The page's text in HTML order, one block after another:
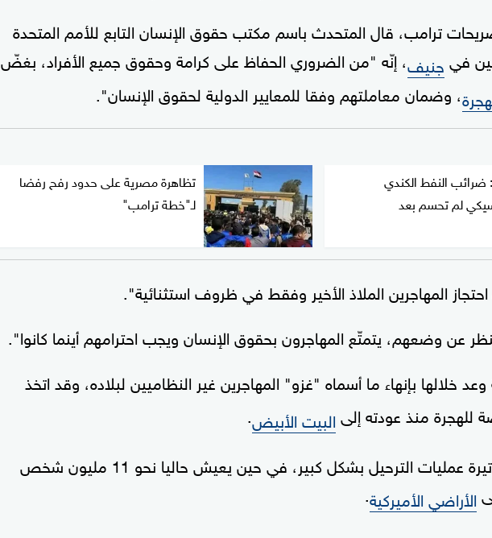
ترامب، قال المتحدث باسم مكتب حقوق الإنسان التابع للأمم المتحدة
في جنيف، إنّه "من الضروري الحفاظ على كرامة وحقوق جميع الأفراد، بغضّ
، وضمان معاملتهم وفقا للمعايير الدولية لحقوق الإنسان".
ضرائب النفط الكندي
لم تحسم بعد
تظاهرة مصرية على حدود رفح رفضا
لـ"خطة ترامب"
المهاجرين الملاذ الأخير وفقط في ظروف استثنائية".
عن وضعهم، يتمتّع المهاجرون بحقوق الإنسان ويجب احترامهم أينما كانوا".
خلالها بإنهاء ما أسماه "غزو" المهاجرين غير النظاميين لبلاده، وقد اتخذ
للهجرة منذ عودته إلى البيت الأبيض.
وتعهّدت إدارته بتسريع وتيرة عمليات الترحيل بشكل كبير، في حين يعيش حاليا نحو 11 مليون شخص
الأراضي الأميركية.